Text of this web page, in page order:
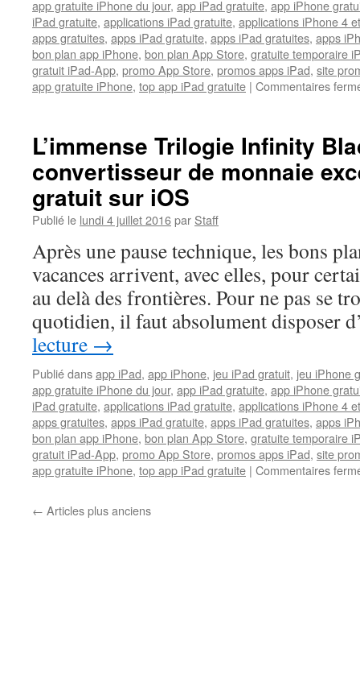
app gratuite iPhone du jour, app iPad gratuite, app iPhone
iPad gratuite, applications iPad gratuite, applications iPhone 4
apps gratuites, apps iPad gratuite, apps iPad gratuites, apps
bon plan app iPhone, bon plan App Store, gratuite temporaire
gratuit iPad-App, promo App Store, promos apps iPad, site
app gratuite iPhone, top app iPad gratuite | Commentaires
L’immense Trilogie Infinity
convertisseur de monnaie
gratuit sur iOS
Publié le lundi 4 juillet 2016par Staff
Après une pause technique, les bons
vacances arrivent, avec elles, pour
au delà des frontières. Pour ne pas se
quotidien, il faut absolument disposer
lecture →
Publié dansapp iPad, app iPhone, jeu iPad gratuit, jeu iPhone
app gratuite iPhone du jour, app iPad gratuite, app iPhone
iPad gratuite, applications iPad gratuite, applications iPhone 4
apps gratuites, apps iPad gratuite, apps iPad gratuites, apps
bon plan app iPhone, bon plan App Store, gratuite temporaire
gratuit iPad-App, promo App Store, promos apps iPad, site
app gratuite iPhone, top app iPad gratuite | Commentaires
← Articles plus anciens